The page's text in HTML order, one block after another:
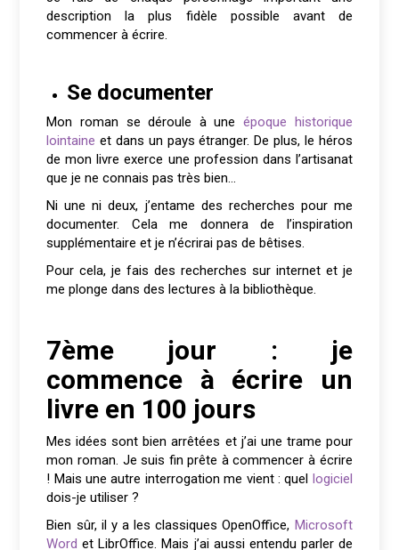
description la plus fidèle possible avant de
commencer à écrire.
Se documenter
Mon roman se déroule à une époque historique
lointaine et dans un pays étranger. De plus, le héros
de mon livre exerce une profession dans l’artisanat
que je ne connais pas très bien…
Ni une ni deux, j’entame des recherches pour me
documenter. Cela me donnera de l’inspiration
supplémentaire et je n’écrirai pas de bêtises.
Pour cela, je fais des recherches sur internet et je
me plonge dans des lectures à la bibliothèque.
7ème jour : je
commence à écrire un
livre en 100 jours
Mes idées sont bien arrêtées et j’ai une trame pour
mon roman. Je suis fin prête à commencer à écrire
! Mais une autre interrogation me vient : quel logiciel
dois-je utiliser ?
Bien sûr, il y a les classiques OpenOffice, Microsoft
Word et LibrOffice. Mais j’ai aussi entendu parler de